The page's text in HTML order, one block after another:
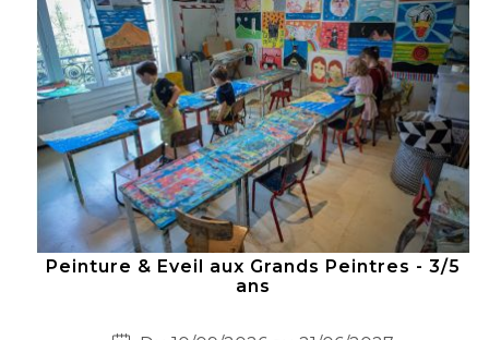
Peinture & Eveil aux Grands Peintres - 3/5
ans